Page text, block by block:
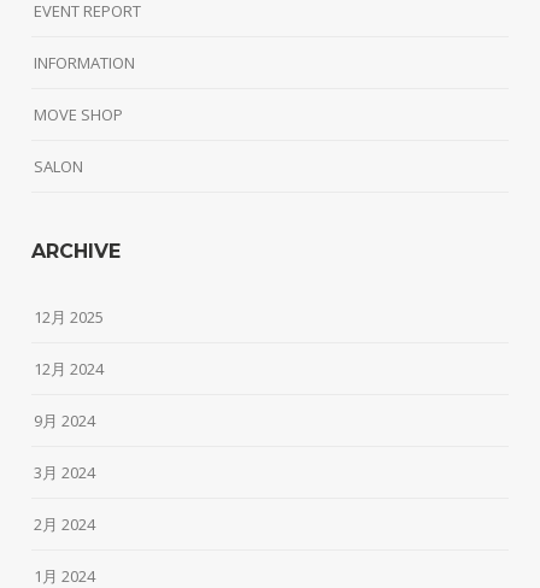
EVENT REPORT
INFORMATION
MOVE SHOP
SALON
ARCHIVE
12月 2025
12月 2024
9月 2024
3月 2024
2月 2024
1月 2024